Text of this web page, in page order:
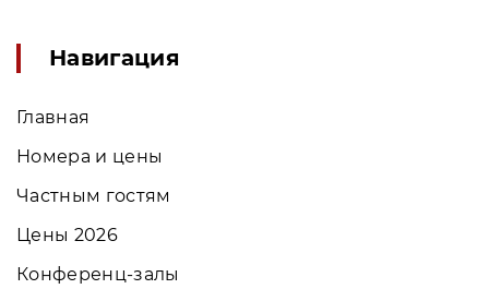
Навигация
Главная
Номера и цены
Частным гостям
Цены 2026
Конференц-залы